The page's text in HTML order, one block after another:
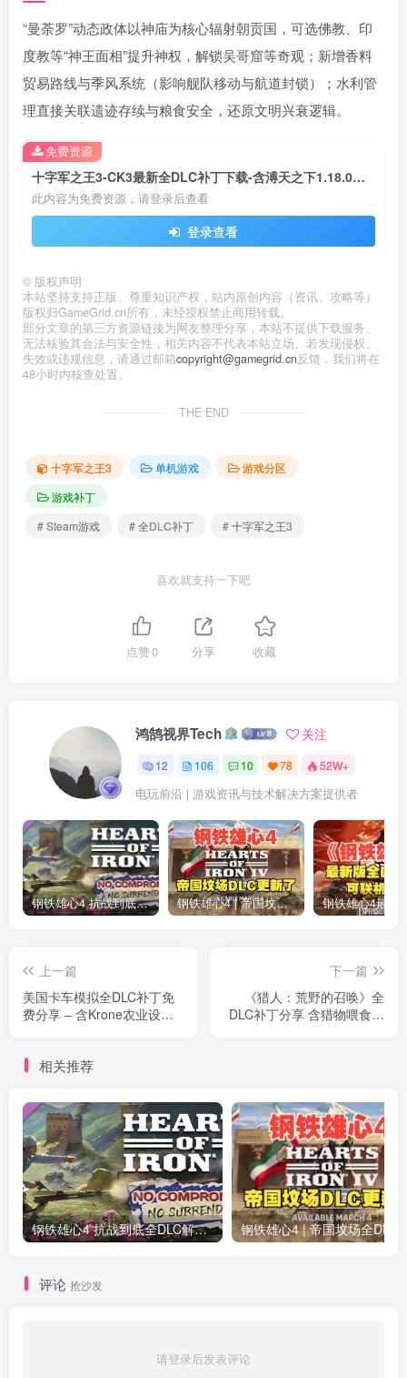
“曼荼罗”动态政体以神庙为核心辐射朝贡国，可选佛教、印
度教等“神王面相”提升神权，解锁吴哥窟等奇观；新增香料
贸易路线与季风系统（影响舰队移动与航道封锁）；水利管
理直接关联遗迹存续与粮食安全，还原文明兴衰逻辑。
十字军之王3-CK3最新全DLC补丁下载-含溥天之下1.18.0版全部内容
此内容为免费资源，请登录后查看
登录查看
免费资源
© 版权声明
本站坚持支持正版、尊重知识产权，站内原创内容（资讯、攻略等）
版权归GameGrid.cn所有，未经授权禁止商用转载。
部分文章的第三方资源链接为网友整理分享，本站不提供下载服务、
无法核验其合法与安全性，相关内容不代表本站立场。若发现侵权、
失效或违规信息，请通过邮箱copyright@gamegrid.cn反馈，我们将在
48小时内核查处置。
THE END
十字军之王3 单机游戏
游戏分区
游戏补丁
# Steam游戏
# 全DLC补丁 # 十字军之王3
喜欢就支持一下吧
点赞0 分享 收藏
鸿鹄视界Tech 关注
12 106 10 78 52W+
电玩前沿 | 游戏资讯与技术解决方案提供者
钢铁雄心4 抗战到底全DLC解锁补丁免费分享 1.17最新版2025 钢铁雄心4 | 帝国坟场全DLC解锁补丁免费下载_1.16最新版2025
上一篇
美国卡车模拟全DLC补丁免
费分享 – 含Krone农业设备
下一篇
《猎人：荒野的召唤》全
DLC补丁分享 含猎物喂食器
相关推荐
钢铁雄心4 抗战到底全DLC解锁补丁免费分享 1.17最新版2025
评论 抢沙发
请登录后发表评论